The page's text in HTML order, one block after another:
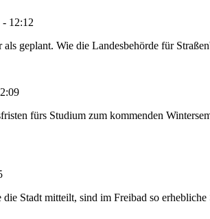
12:12
geplant. Wie die Landesbehörde für
fürs Studium zum kommenden
Stadt mitteilt, sind im Freibad so